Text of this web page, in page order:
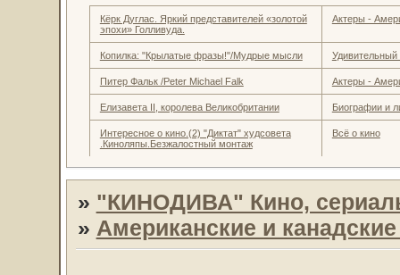
Кёрк Дуглас. Яркий представителей «золотой
эпохи» Голливуда.
Актеры -
Копилка: "Крылатые фразы!"/Мудрые мысли
Питер Фальк /Peter Michael Falk Актеры -
Елизавета II, королева Великобритании Биографии и
Интересное о кино.(2) "Диктат" худсовета
.Киноляпы.Безжалостный монтаж
Всё о кино
» "КИНОДИВА" Кино,
» Американские и